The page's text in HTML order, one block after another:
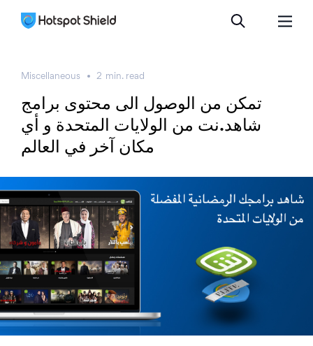
Miscellaneous 2 min. read
تمكن من الوصول الى محتوى برامج
شاهد.نت من الولايات المتحدة و أي
مكان آخر في العالم